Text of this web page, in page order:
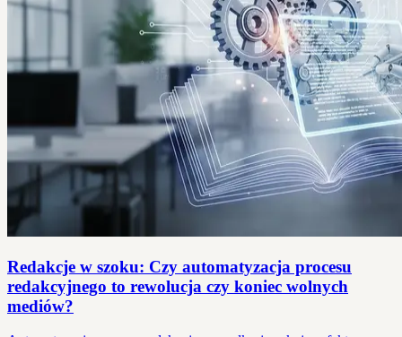
Redakcje w szoku: Czy automatyzacja procesu
redakcyjnego to rewolucja czy koniec wolnych
mediów?